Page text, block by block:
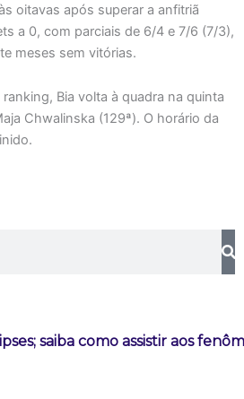
oitavas após superar a anfitriã
a 0, com parciais de 6/4 e 7/6 (7/3),
meses sem vitórias.
Bia volta à quadra na quinta
Chwalinska (129ª). O horário da
saiba como assistir aos